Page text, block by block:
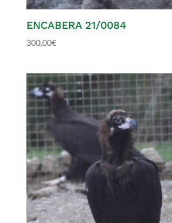
ENCABERA 21/0084
300,00€